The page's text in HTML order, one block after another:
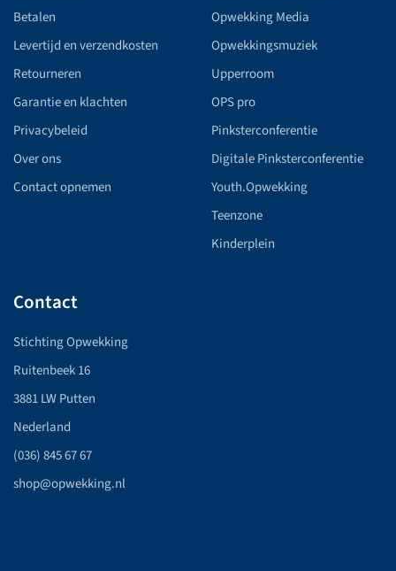
Betalen
Levertijd en verzendkosten
Retourneren
Garantie en klachten
Privacybeleid
Over ons
Contact opnemen
Opwekking Media
Opwekkingsmuziek
Upperroom
OPS pro
Pinksterconferentie
Digitale Pinksterconferentie
Youth.Opwekking
Teenzone
Kinderplein
Contact
Stichting Opwekking
Ruitenbeek 16
3881 LW Putten
Nederland
(036) 845 67 67
shop@opwekking.nl